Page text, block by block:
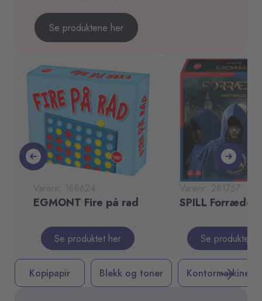
Se produktene her
Varenr: 188624
EGMONT Fire på rad
Se produktet her
Varenr: 281757
SPILL Forræder
Se produktet
Kopipapir Blekk og toner
Kontormaskiner